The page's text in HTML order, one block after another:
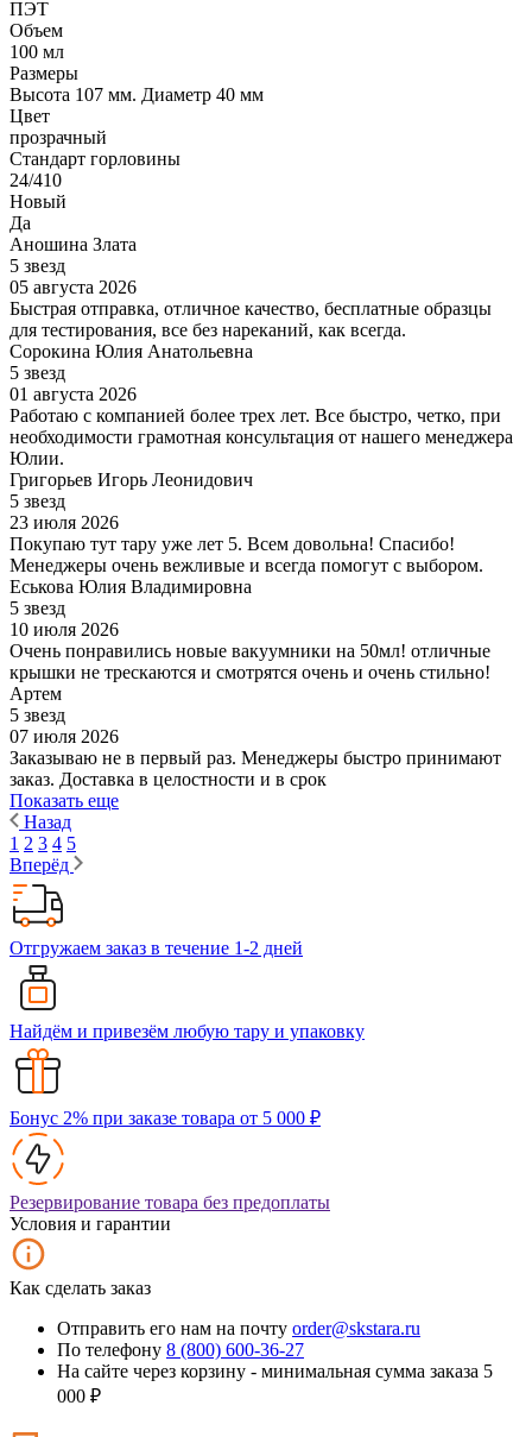
ПЭТ
Объем
100 мл
Размеры
Высота 107 мм. Диаметр 40 мм
Цвет
прозрачный
Стандарт горловины
24/410
Новый
Да
Аношина Злата
5 звезд
05 августа 2026
Быстрая отправка, отличное качество, бесплатные образцы
для тестирования, все без нареканий, как всегда.
Сорокина Юлия Анатольевна
5 звезд
01 августа 2026
Работаю с компанией более трех лет. Все быстро, четко, при
необходимости грамотная консультация от нашего менеджера
Юлии.
Григорьев Игорь Леонидович
5 звезд
23 июля 2026
Покупаю тут тару уже лет 5. Всем довольна! Спасибо!
Менеджеры очень вежливые и всегда помогут с выбором.
Еськова Юлия Владимировна
5 звезд
10 июля 2026
Очень понравились новые вакуумники на 50мл! отличные
крышки не трескаются и смотрятся очень и очень стильно!
Артем
5 звезд
07 июля 2026
Заказываю не в первый раз. Менеджеры быстро принимают
заказ. Доставка в целостности и в срок
Показать еще
Назад
1 2 3 4 5
Вперёд
Отгружаем заказ в течение 1-2 дней
Найдём и привезём любую тару и упаковку
Бонус 2% при заказе товара от 5 000 ₽
Резервирование товара без предоплаты
Условия и гарантии
Как сделать заказ
Отправить его нам на почту order@skstara.ru
По телефону 8 (800) 600-36-27
На сайте через корзину - минимальная сумма заказа 5
000 ₽